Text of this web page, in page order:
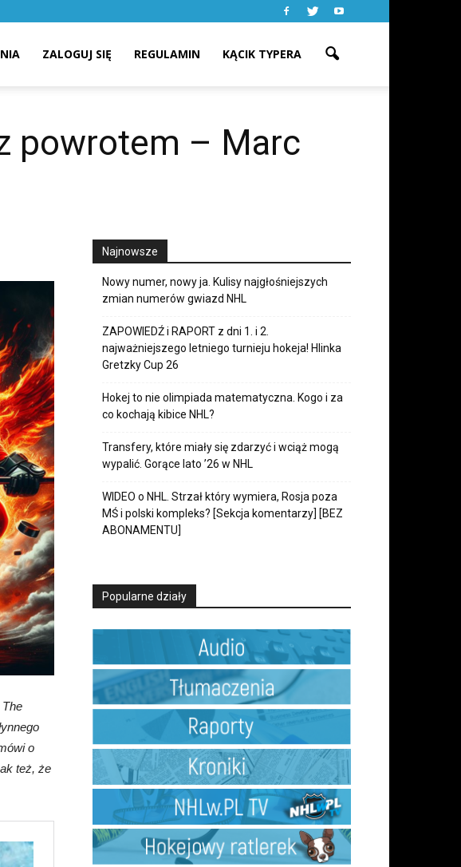
ZALOGUJ SIĘ REGULAMIN KĄCIK TYPERA
powrotem – Marc
o
też, że
Najnowsze
Nowy numer, nowy ja. Kulisy najgłośniejszych
zmian numerów gwiazd NHL
ZAPOWIEDŹ i RAPORT z dni 1. i 2.
najważniejszego letniego turnieju hokeja! Hlinka
Gretzky Cup 26
Hokej to nie olimpiada matematyczna. Kogo i za
co kochają kibice NHL?
Transfery, które miały się zdarzyć i wciąż mogą
wypalić. Gorące lato ’26 w NHL
WIDEO o NHL. Strzał który wymiera, Rosja poza
MŚ i polski kompleks? [Sekcja komentarzy] [BEZ
ABONAMENTU]
Popularne działy